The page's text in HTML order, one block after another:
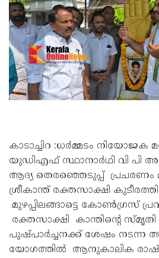
കാടാച്ചിറ :ധർമ്മടം നിയോജക
യുഡിഎഫ് സ്ഥാനാർഥി വി പി
ആദ്യ തെരഞ്ഞെടുപ്പ് പ്രചരണം
ശ്രീകാന്ത് രക്തസാക്ഷി
മുഴപ്പിലങ്ങാട്ടെ കോൺഗ്രസ്
രക്തസാക്ഷി കാന്തിൻ്റെ
പുഷ്പാർച്ചനക്ക് ശേഷം
യോഗത്തിൽ ആനുകാലിക